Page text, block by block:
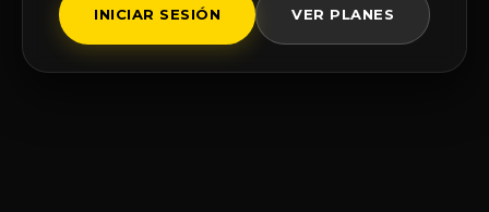
INICIAR SESIÓN VER PLANES